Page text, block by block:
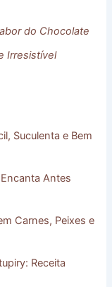
do Chocolate
Irresistível
Suculenta e Bem
Antes
Carnes, Peixes e
Receita